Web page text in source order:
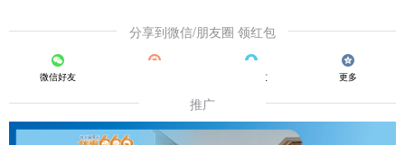
分享到微信/朋友圈 领红包
微信好友 QQ好友 更多
推广